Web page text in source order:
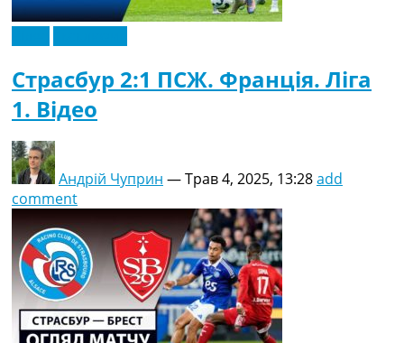
Страсбур 2:1 ПСЖ. Франція. Ліга
1. Відео
Андрій Чуприн —Трав 4, 2025, 13:28add
comment